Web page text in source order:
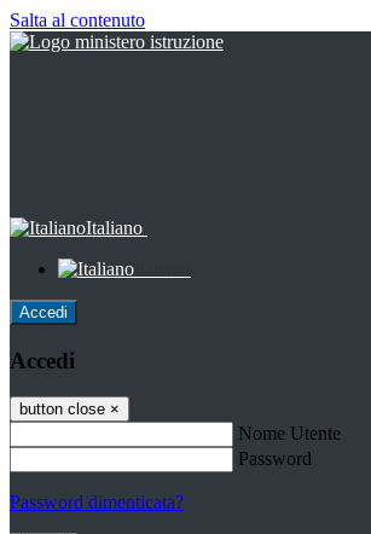
Salta al contenuto
Italiano
Accedi
Accedi
button close ×
Nome Utente
Password
Password dimenticata?